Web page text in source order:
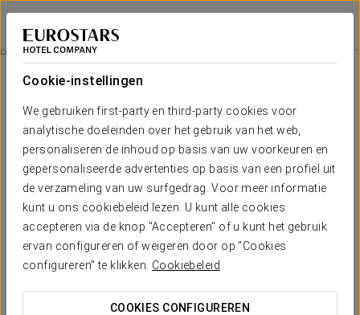
Cookie-instellingen
We gebruiken first-party en third-party cookies voor
analytische doeleinden over het gebruik van het web,
personaliseren de inhoud op basis van uw voorkeuren en
gepersonaliseerde advertenties op basis van een profiel uit
de verzameling van uw surfgedrag. Voor meer informatie
kunt u ons cookiebeleid lezen. U kunt alle cookies
accepteren via de knop "Accepteren" of u kunt het gebruik
ervan configureren of weigeren door op "Cookies
configureren" te klikken. Cookiebeleid
COOKIES CONFIGUREREN
Eurostars Palacio Santa Marta
CÁCERES - TRUJILLO
Gourmetervaring
€ 35
Gourmetervaring
Ontdek het authentieke Extremadura.